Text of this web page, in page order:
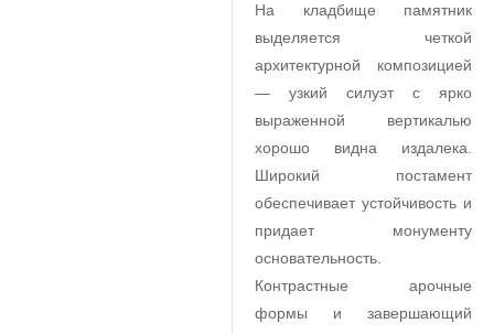
На кладбище памятник
выделяется четкой
архитектурной композицией
— узкий силуэт с ярко
выраженной вертикалью
хорошо видна издалека.
Широкий постамент
обеспечивает устойчивость и
придает монументу
основательность.
Контрастные арочные
формы и завершающий